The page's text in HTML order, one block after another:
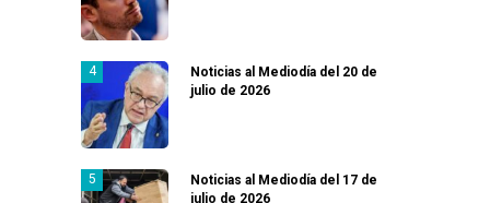
Noticias al Mediodía del 20 de
julio de 2026
Noticias al Mediodía del 17 de
julio de 2026